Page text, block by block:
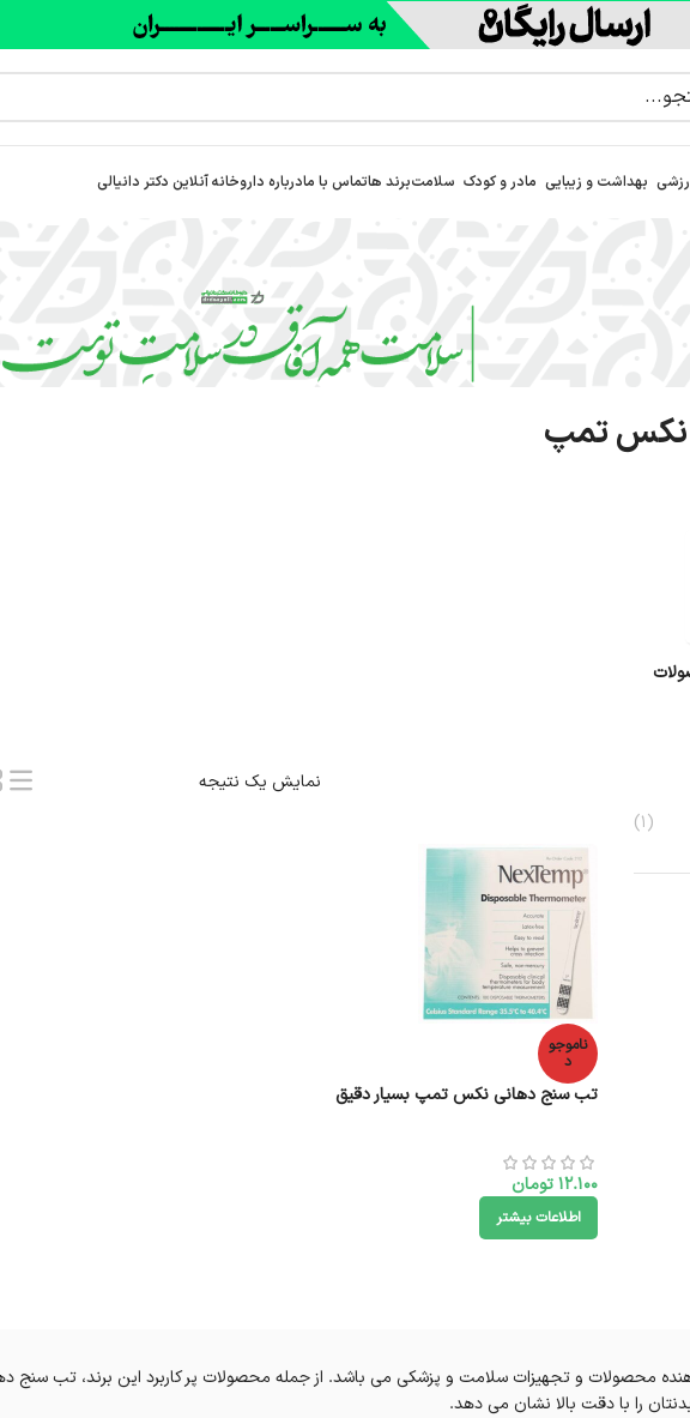
بهداشت و زیبایی مادر و کودک سلامتبرند هاتماس با مادرباره‌ داروخانه آنلاین دکتر دانیالی
نکس تمپ
(1)
نمایش یک نتیجه
ناموجو
د
تب سنج دهانی نکس تمپ بسیار دقیق
12.100تومان
اطلاعات بیشتر
محصولات و تجهیزات سلامت و پزشکی می باشد. از جمله محصولات پر کاربرد این برند، تب
را با دقت بالا نشان می دهد.